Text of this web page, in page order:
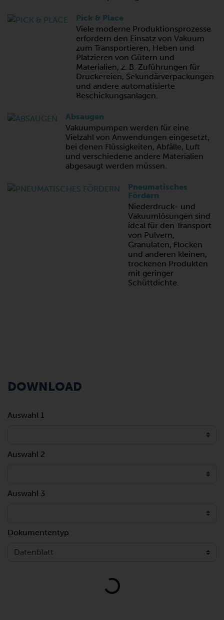
Pick & Place
Viele moderne Produktionsprozesse
erfordern den Einsatz von Vakuum
zum Transportieren, Heben und
Platzieren von Gütern und
Materialien, z. B. Zuführungen für
Druckereien, Sekundärverpackungen
und andere automatisierte
Beschickungsanlagen.
Absaugen
Vakuumpumpen werden für eine
Vielzahl von Anwendungen eingesetzt,
bei denen Flüssigkeiten, Abfälle, Luft
und verschiedene andere Materialien
abgesaugt werden müssen.
Pneumatisches
Fördern
Niederdruck- und
Vakuumlösungen sind
ideal für den Transport
von Pulvern,
Granulaten, Flocken
und anderen kleinen,
trockenen Produkten
mit geringer
Schüttdichte.
DOWNLOAD
Auswahl 1
Auswahl 2
Auswahl 3
Dokumententyp
Loading...